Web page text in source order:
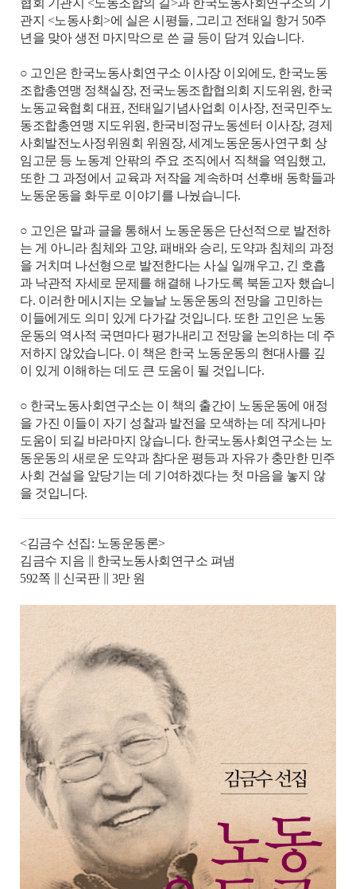
협회 기관지 <노동조합의 길>과 한국노동사회연구소의 기
관지 <노동사회>에 실은 시평들, 그리고 전태일 항거 50주
년을 맞아 생전 마지막으로 쓴 글 등이 담겨 있습니다.
○ 고인은 한국노동사회연구소 이사장 이외에도, 한국노동
조합총연맹 정책실장, 전국노동조합협의회 지도위원, 한국
노동교육협회 대표, 전태일기념사업회 이사장, 전국민주노
동조합총연맹 지도위원, 한국비정규노동센터 이사장, 경제
사회발전노사정위원회 위원장, 세계노동운동사연구회 상
임고문 등 노동계 안팎의 주요 조직에서 직책을 역임했고,
또한 그 과정에서 교육과 저작을 계속하며 선후배 동학들과
노동운동을 화두로 이야기를 나눴습니다.
○ 고인은 말과 글을 통해서 노동운동은 단선적으로 발전하
는 게 아니라 침체와 고양, 패배와 승리, 도약과 침체의 과정
을 거치며 나선형으로 발전한다는 사실 일깨우고, 긴 호흡
과 낙관적 자세로 문제를 해결해 나가도록 북돋고자 했습니
다. 이러한 메시지는 오늘날 노동운동의 전망을 고민하는
이들에게도 의미 있게 다가갈 것입니다. 또한 고인은 노동
운동의 역사적 국면마다 평가내리고 전망을 논의하는 데 주
저하지 않았습니다. 이 책은 한국 노동운동의 현대사를 깊
이 있게 이해하는 데도 큰 도움이 될 것입니다.
○ 한국노동사회연구소는 이 책의 출간이 노동운동에 애정
을 가진 이들이 자기 성찰과 발전을 모색하는 데 작게나마
도움이 되길 바라마지 않습니다. 한국노동사회연구소는 노
동운동의 새로운 도약과 참다운 평등과 자유가 충만한 민주
사회 건설을 앞당기는 데 기여하겠다는 첫 마음을 놓지 않
을 것입니다.
<김금수 선집: 노동운동론>
김금수 지음 ∥ 한국노동사회연구소 펴냄
592쪽 ∥ 신국판 ∥ 3만 원